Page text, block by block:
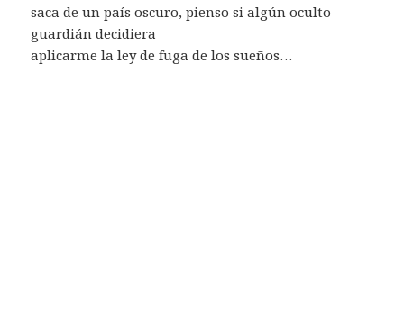
saca de un país oscuro, pienso si algún oculto
guardián decidiera
aplicarme la ley de fuga de los sueños…